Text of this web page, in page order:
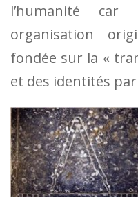
l’humanité
organisation
fondée sur la «
et des identités